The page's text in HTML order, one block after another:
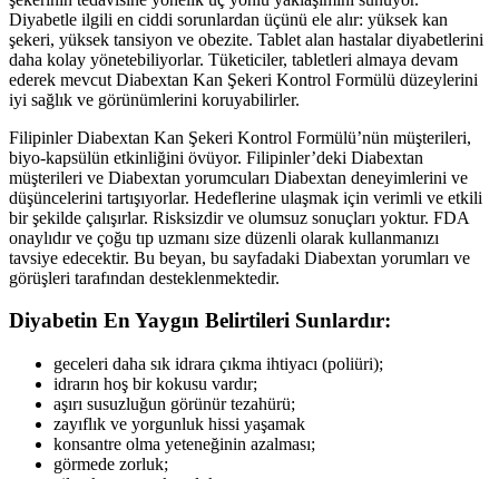
Diyabetle ilgili en ciddi sorunlardan üçünü ele alır: yüksek kan
şekeri, yüksek tansiyon ve obezite. Tablet alan hastalar diyabetlerini
daha kolay yönetebiliyorlar. Tüketiciler, tabletleri almaya devam
ederek mevcut Diabextan Kan Şekeri Kontrol Formülü düzeylerini
iyi sağlık ve görünümlerini koruyabilirler.
Filipinler Diabextan Kan Şekeri Kontrol Formülü’nün müşterileri,
biyo-kapsülün etkinliğini övüyor. Filipinler’deki Diabextan
müşterileri ve Diabextan yorumcuları Diabextan deneyimlerini ve
düşüncelerini tartışıyorlar. Hedeflerine ulaşmak için verimli ve etkili
bir şekilde çalışırlar. Risksizdir ve olumsuz sonuçları yoktur. FDA
onaylıdır ve çoğu tıp uzmanı size düzenli olarak kullanmanızı
tavsiye edecektir. Bu beyan, bu sayfadaki Diabextan yorumları ve
görüşleri tarafından desteklenmektedir.
Diyabetin En Yaygın Belirtileri Sunlardır:
geceleri daha sık idrara çıkma ihtiyacı (poliüri);
idrarın hoş bir kokusu vardır;
aşırı susuzluğun görünür tezahürü;
zayıflık ve yorgunluk hissi yaşamak
konsantre olma yeteneğinin azalması;
görmede zorluk;